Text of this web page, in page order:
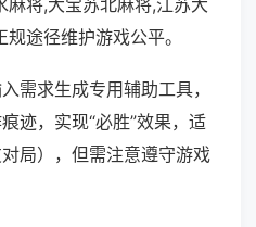
将,大宝苏北麻将,江苏大
途径维护游戏公平。
需求生成专用辅助工具，
迹，实现“必胜”效果，适
局），但需注意遵守游戏